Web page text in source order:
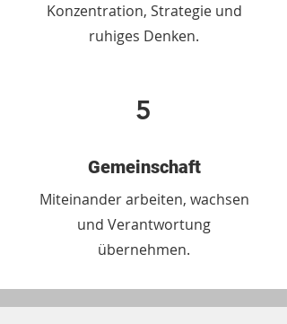
Konzentration, Strategie und
ruhiges Denken.
5
Gemeinschaft
Miteinander arbeiten, wachsen
und Verantwortung
übernehmen.